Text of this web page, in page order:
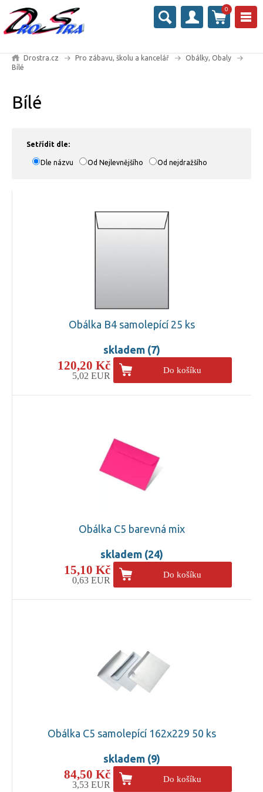
0
Drostra.cz Pro zábavu, školu a kancelář
Obálky, Obaly
Bílé
Bílé
Setřídit dle:
Dle názvu Od Nejlevnějšího Od nejdražšího
Obálka B4 samolepící 25 ks
skladem (7)
120,20 Kč
5,02 EUR
Do košíku
Obálka C5 barevná mix
skladem (24)
15,10 Kč
0,63 EUR
Do košíku
Obálka C5 samolepící 162x229 50 ks
skladem (9)
84,50 Kč
3,53 EUR
Do košíku